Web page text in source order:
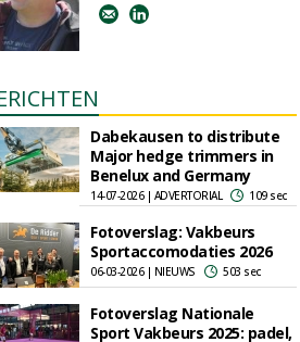
Dabekausen to distribute
Major hedge trimmers in
Benelux and Germany
14-07-2026 | ADVERTORIAL 109 sec
Fotoverslag: Vakbeurs
Sportaccomodaties 2026
06-03-2026 | NIEUWS 503 sec
Fotoverslag Nationale
Sport Vakbeurs 2025: padel,